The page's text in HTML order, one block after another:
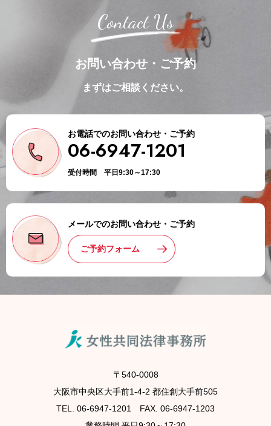
Contact Us
お問い合わせ・ご予約
まずはご相談ください。
お電話でのお問い合わせ・ご予約
06-6947-1201
受付時間 平日9:30～17:30
メールでのお問い合わせ・ご予約
ご予約フォーム
〒540-0008
大阪市中央区大手前1-4-2 都住創大手前505
TEL. 06-6947-1201 FAX. 06-6947-1203